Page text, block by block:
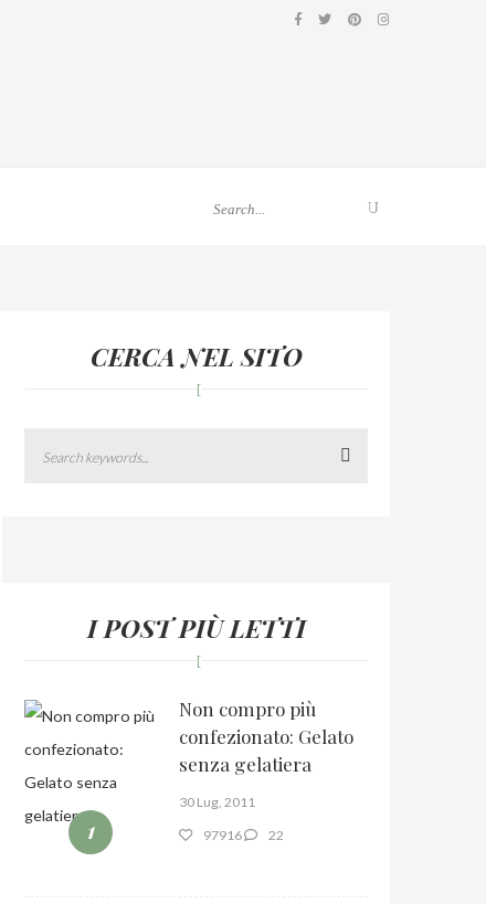
CERCA NEL SITO
Search
I POST PIÙ LETTI
1
Non compro più
confezionato: Gelato
senza gelatiera
30 Lug, 2011
97916
22